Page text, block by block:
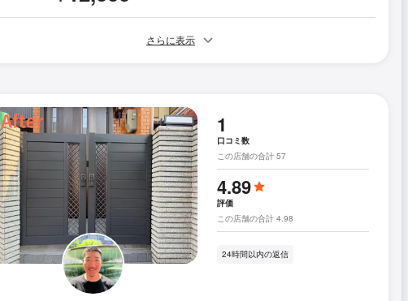
さらに表示
1
口コミ数
この店舗の合計 57
4.89
評価
この店舗の合計 4.98
24時間以内の返信